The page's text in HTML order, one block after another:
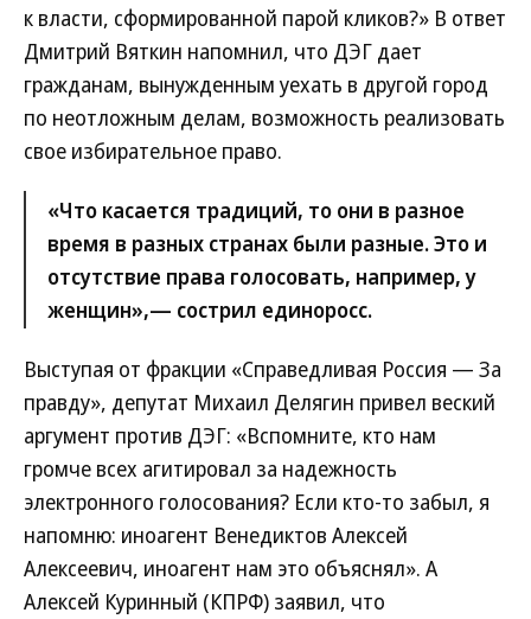
к власти, сформированной парой кликов?» В ответ
Дмитрий Вяткин напомнил, что ДЭГ дает
гражданам, вынужденным уехать в другой город
по неотложным делам, возможность реализовать
свое избирательное право.
«Что касается традиций, то они в разное
время в разных странах были разные. Это и
отсутствие права голосовать, например, у
женщин»,— сострил единоросс.
Выступая от фракции «Справедливая Россия — За
правду», депутат Михаил Делягин привел веский
аргумент против ДЭГ: «Вспомните, кто нам
громче всех агитировал за надежность
электронного голосования? Если кто-то забыл, я
напомню: иноагент Венедиктов Алексей
Алексеевич, иноагент нам это объяснял». А
Алексей Куринный (КПРФ) заявил, что